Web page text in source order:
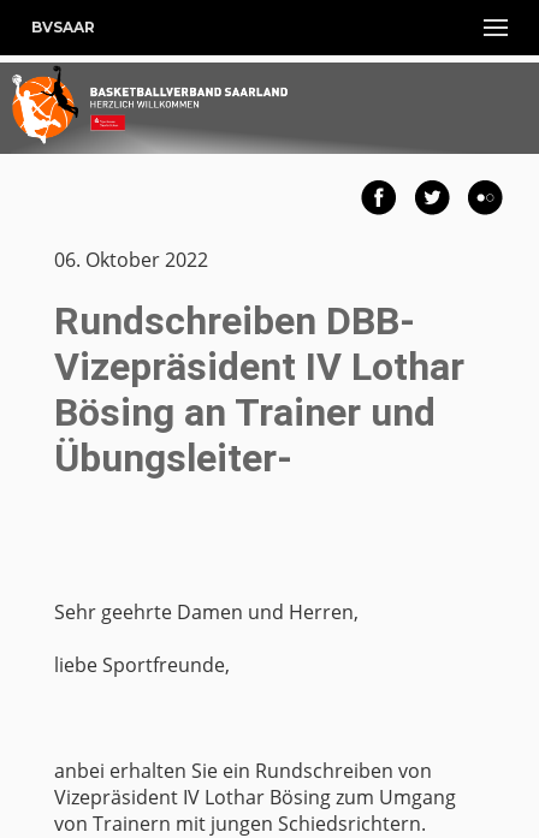
BVSAAR
06. Oktober 2022
Rundschreiben DBB-
Vizepräsident IV Lothar
Bösing an Trainer und
Übungsleiter-
Sehr geehrte Damen und Herren,
liebe Sportfreunde,
anbei erhalten Sie ein Rundschreiben von
Vizepräsident IV Lothar Bösing zum Umgang
von Trainern mit jungen Schiedsrichtern.